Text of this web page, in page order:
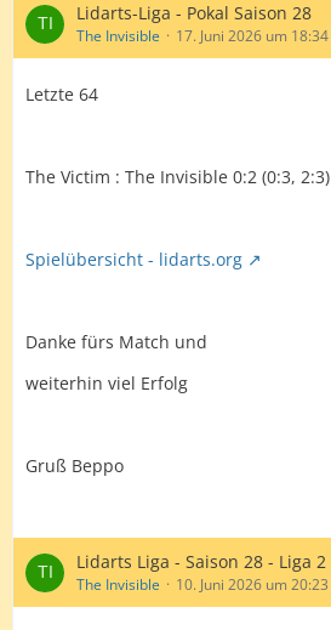
Lidarts-Liga - Pokal Saison 28
The Invisible 17. Juni 2026 um 18:34
Letzte 64
The Victim : The Invisible 0:2 (0:3, 2:3)
Spielübersicht - lidarts.org
Danke fürs Match und
weiterhin viel Erfolg
Gruß Beppo
Lidarts Liga - Saison 28 - Liga 2
The Invisible 10. Juni 2026 um 20:23